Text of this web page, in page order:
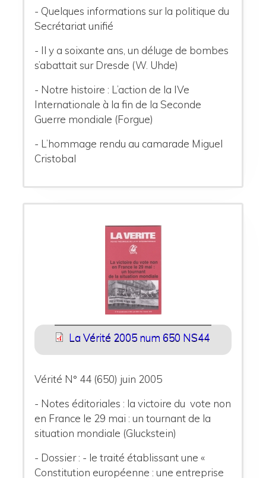
- Quelques informations sur la politique du
Secrétariat unifié
- Il y a soixante ans, un déluge de bombes
s’abattait sur Dresde (W. Uhde)
- Notre histoire : L’action de la IVe
Internationale à la fin de la Seconde
Guerre mondiale (Forgue)
- L’hommage rendu au camarade Miguel
Cristobal
La Vérité 2005 num 650 NS44
Vérité N° 44 (650) juin 2005
- Notes éditoriales : la victoire du vote non
en France le 29 mai : un tournant de la
situation mondiale (Gluckstein)
- Dossier : - le traité établissant une «
Constitution européenne : une entreprise